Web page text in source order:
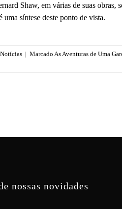
Shaw, em várias de suas obras,
uma síntese deste ponto de vista.
Notícias | Marcado As Aventuras de Uma
nossas novidades